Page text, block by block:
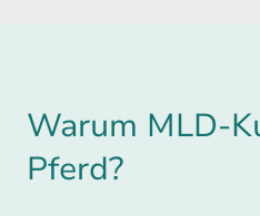
Warum MLD-
Pferd?